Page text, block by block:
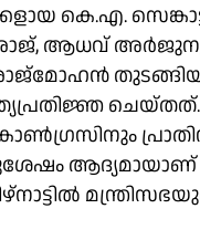
കെ.എ.
ആധവ് അര്‍ജുന,
ചെയ്തത്.
ആദ്യമായാണ്